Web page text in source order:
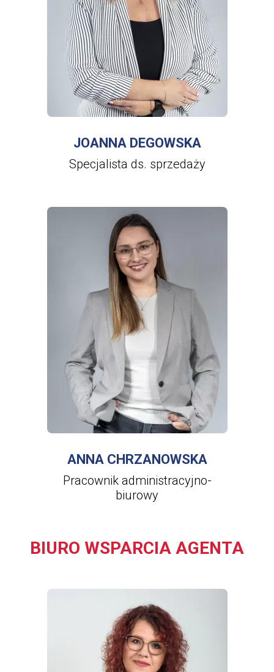
WIĘCEJ INFORMACJI
O
JOANNA
DEGOWSKA
JOANNA DEGOWSKA
Specjalista ds. sprzedaży
WIĘCEJ INFORMACJI
ANNA
CHRZANOWSKA
ANNA CHRZANOWSKA
Pracownik administracyjno-
biurowy
BIURO WSPARCIA AGENTA